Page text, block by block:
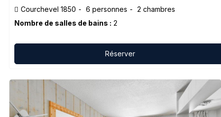
Courchevel 1850 6 personnes
2 chambres
Nombre de salles de bains : 2
Réserver